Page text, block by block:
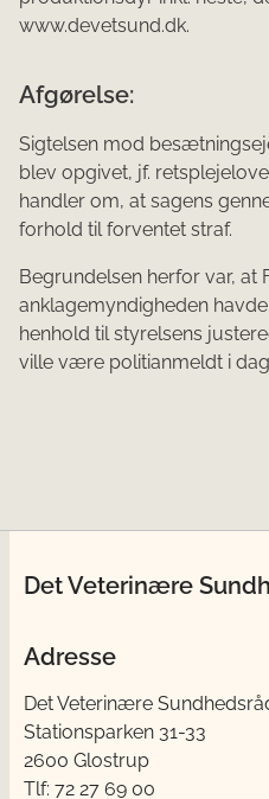
www.devetsund.dk.
Afgørelse:
Sigtelsen mod
blev opgivet, jf.
handler om, at sagens
forhold til forventet straf.
Begrundelsen herfor var, at
anklagemyndigheden
henhold til styrelsens
ville være politianmeldt i
Det Veterinære
Adresse
Det Veterinære
Stationsparken 31-33
2600 Glostrup
Tlf: 72 27 69 00